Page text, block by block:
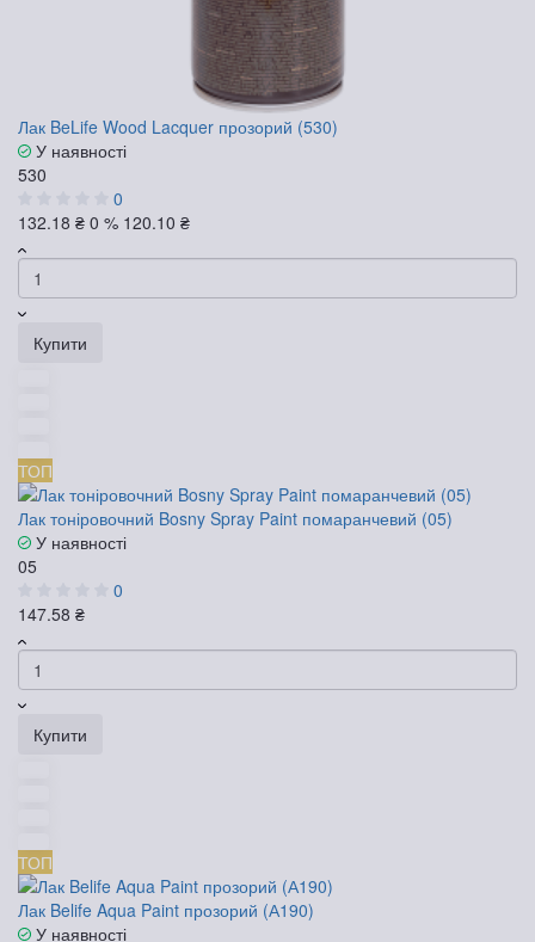
Лак BeLife Wood Lacquer прозорий (530)
У наявності
530
0
132.18 ₴ 0 % 120.10 ₴
Купити
ТОП
Лак тоніровочний Bosny Spray Paint помаранчевий (05)
У наявності
05
0
147.58 ₴
Купити
ТОП
Лак Belife Aqua Paint прозорий (А190)
У наявності